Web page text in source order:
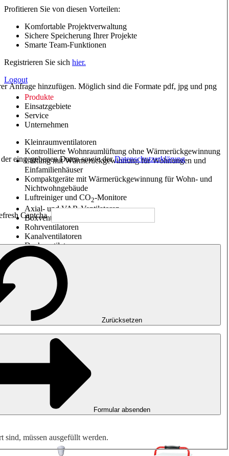
Profitieren Sie von diesen Vorteilen:
Komfortable Projektverwaltung
Sichere Speicherung Ihrer Projekte
Smarte Team-Funktionen
Registrieren Sie sich hier.
Logout
Produkte
Einsatzgebiete
Service
Unternehmen
Kleinraumventilatoren
Kontrollierte Wohnraumlüftung ohne Wärmerückgewinnung
Lüftung mit Wärmerückgewinnung für Wohnungen und
Einfamilienhäuser
Kompaktgeräte mit Wärmerückgewinnung für Wohn- und
Nichtwohngebäude
Luftreiniger und CO2-Monitore
Axial- und VAR-Ventilatoren
Boxventilatoren
Rohrventilatoren
Kanalventilatoren
Dachventilatoren
Entrauchung, Rauchfreihaltung und Garagenlüftung
Impulsventilatoren
Explosionsgeschützte Ventilatoren
Messen. Steuern. Regeln.
Luftbehandlung
Mechanisches Zubehör
Anfrage hinzufügen. Möglich sind die Formate pdf, jpg und png
eingegebenen Daten sowie derDatenschutzerklärung
Zurücksetzen
Formular absenden
sind, müssen ausgefüllt werden.